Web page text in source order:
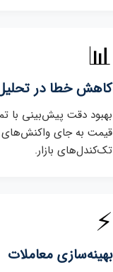
📊
کاهش خطا در
بهبود دقت پیش‌بینی با
قیمت به جای واکنش‌های
تک‌کندل‌های بازار.
⚡
بهینه‌سازی معاملات